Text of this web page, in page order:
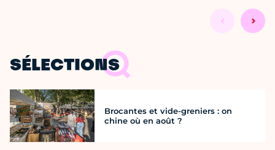
SÉLECTIONS
Brocantes et vide-greniers : on
chine où en août ?